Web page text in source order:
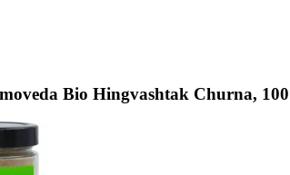
Bio Hingvashtak Churna,